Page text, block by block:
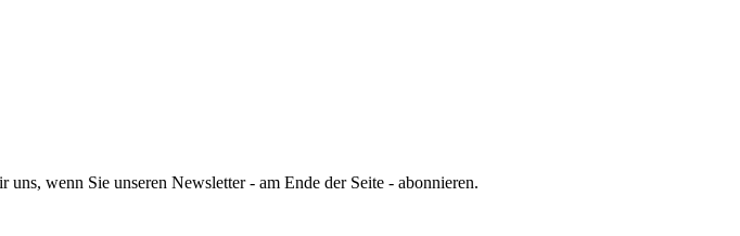
wenn Sie unseren Newsletter - am Ende der Seite - abonnieren.